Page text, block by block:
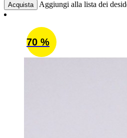
Acquista Aggiungi alla lista dei
70 %